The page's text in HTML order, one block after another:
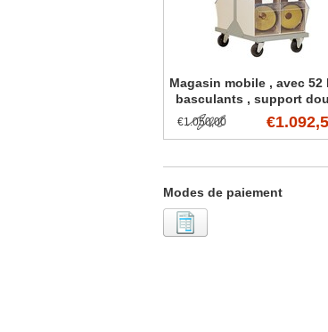
Magasin mobile , avec 52
basculants , support
face mobile
€1.050,00
Modes de paiement